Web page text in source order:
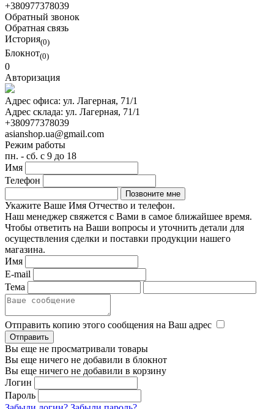
+380977378039
Обратный звонок
Обратная связь
История(0)
Блокнот(0)
0
Авторизация
Адрес офиса: ул. Лагерная, 71/1
Адрес склада: ул. Лагерная, 71/1
+380977378039
asianshop.ua@gmail.com
Режим работы
пн. - сб. с 9 до 18
Имя
Телефон
Укажите Ваше Имя Отчество и телефон.
Наш менеджер свяжется с Вами в самое ближайшее время.
Чтобы ответить на Ваши вопросы и уточнить детали для
осуществления сделки и поставки продукции нашего
магазина.
Имя
E-mail
Тема
Отправить копию этого сообщения на Ваш адрес
Вы еще не просматривали товары
Вы еще ничего не добавили в блокнот
Вы еще ничего не добавили в корзину
Логин
Пароль